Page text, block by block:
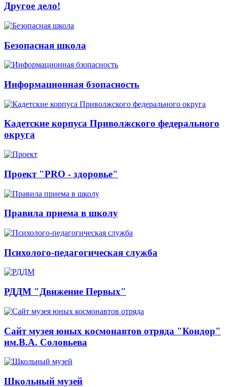
Другое дело!
Безопасная школа
Информационная бзопасность
Кадетские корпуса Приволжского федерального
округа
Проект "PRO - здоровье"
Правила приема в школу
Психолого-педагогическая служба
РДДМ "Движение Первых"
Сайт музея юных космонавтов отряда "Кондор"
им.В.А. Соловьева
Школьный музей